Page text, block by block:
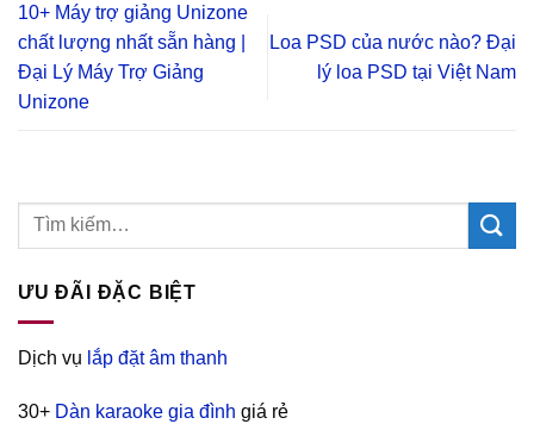
10+ Máy trợ giảng Unizone
chất lượng nhất sẵn hàng |
Đại Lý Máy Trợ Giảng
Unizone
Loa PSD của nước nào? Đại
lý loa PSD tại Việt Nam
ƯU ĐÃI ĐẶC BIỆT
Dịch vụ lắp đặt âm thanh
30+ Dàn karaoke gia đình giá rẻ